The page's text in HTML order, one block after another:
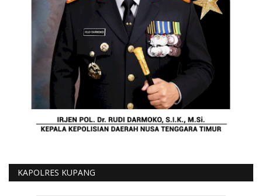
KAPOLRES KUPANG